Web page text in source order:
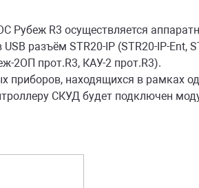
Рубеж R3 осуществляется
разъём STR20-IP (STR20-IP-Ent,
2ОП прот.R3, КАУ-2 прот.R3).
находящихся в рамках
СКУД будет подключен